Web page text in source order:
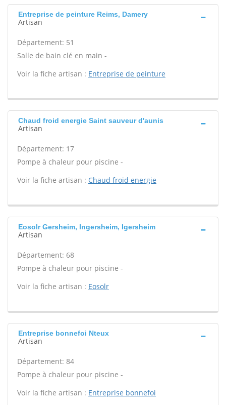
Entreprise de peinture Reims, Damery
Artisan
Département: 51
Salle de bain clé en main -
Voir la fiche artisan : Entreprise de peinture
Chaud froid energie Saint sauveur d'aunis
Artisan
Département: 17
Pompe à chaleur pour piscine -
Voir la fiche artisan : Chaud froid energie
Eosolr Gersheim, Ingersheim, Igersheim
Artisan
Département: 68
Pompe à chaleur pour piscine -
Voir la fiche artisan : Eosolr
Entreprise bonnefoi Nteux
Artisan
Département: 84
Pompe à chaleur pour piscine -
Voir la fiche artisan : Entreprise bonnefoi